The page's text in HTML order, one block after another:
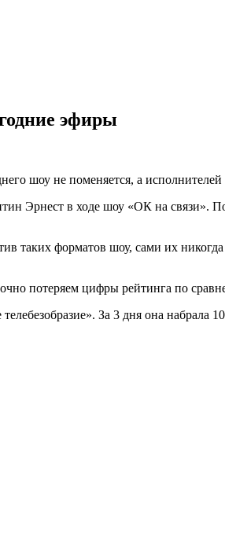
эфиры
шоу не поменяется, а
Эрнест в ходе шоу «ОК на
таких форматов шоу, сами их
потеряем цифры рейтинга по
За 3 дня она